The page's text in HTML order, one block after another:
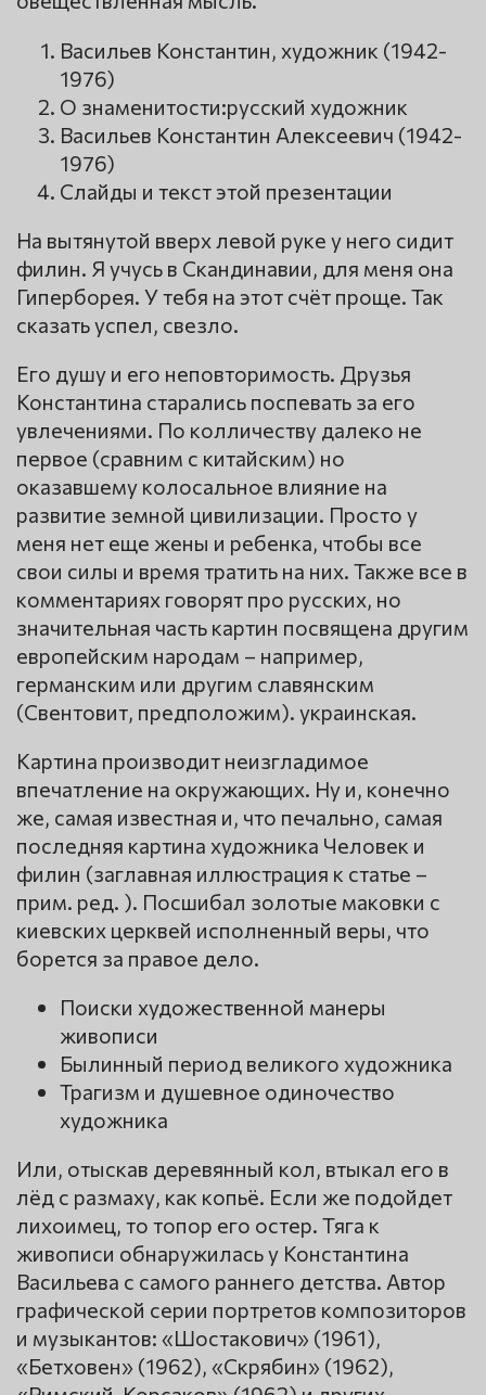
Васильев Константин, художник (1942-
1976)
О знаменитости:русский художник
Васильев Константин Алексеевич (1942-
1976)
Слайды и текст этой презентации
На вытянутой вверх левой руке у него сидит
филин. Я учусь в Скандинавии, для меня она
Гиперборея. У тебя на этот счёт проще. Так
сказать успел, свезло.
Его душу и его неповторимость. Друзья
Константина старались поспевать за его
увлечениями. По колличеству далеко не
первое (сравним с китайским) но
оказавшему колосальное влияние на
развитие земной цивилизации. Просто у
меня нет еще жены и ребенка, чтобы все
свои силы и время тратить на них. Также все в
комментариях говорят про русских, но
значительная часть картин посвящена другим
европейским народам – например,
германским или другим славянским
(Свентовит, предположим). украинская.
Картина производит неизгладимое
впечатление на окружающих. Ну и, конечно
же, самая известная и, что печально, самая
последняя картина художника Человек и
филин (заглавная иллюстрация к статье –
прим. ред. ). Посшибал золотые маковки с
киевских церквей исполненный веры, что
борется за правое дело.
Поиски художественной манеры
живописи
Былинный период великого художника
Трагизм и душевное одиночество
художника
Или, отыскав деревянный кол, втыкал его в
лёд с размаху, как копьё. Если же подойдет
лихоимец, то топор его остер. Тяга к
живописи обнаружилась у Константина
Васильева с самого раннего детства. Автор
графической серии портретов композиторов
и музыкантов: «Шостакович» (1961),
«Бетховен» (1962), «Скрябин» (1962),